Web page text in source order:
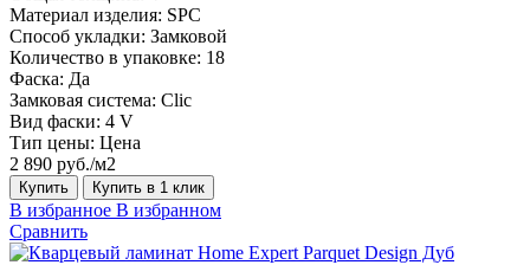
Материал изделия: SPC
Способ укладки: Замковой
Количество в упаковке: 18
Фаска: Да
Замковая система: Сlic
Вид фаски: 4 V
Тип цены: Цена
2 890 руб./м2
Купить Купить в 1 клик
В избранное В избранном
Сравнить